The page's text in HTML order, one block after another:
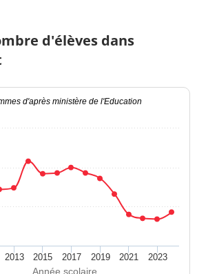
d'élèves dans
Année scolaire
d'après ministère de l'Education
2013 2015 2017 2019 2021 2023